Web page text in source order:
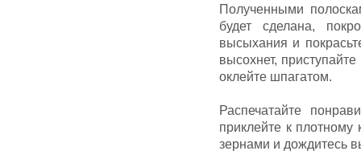
Полученными
будет сделана,
высыхания и
высохнет,
оклейте шпагатом.
Распечатайте
приклейте к плотному
зернами и дождитесь